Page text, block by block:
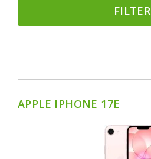
FILTER
APPLE IPHONE 17E